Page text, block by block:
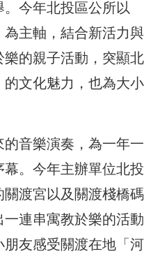
今年北投區公所以
為主軸，結合新活力與
的親子活動，突顯北
文化魅力，也為大小
音樂演奏，為一年一
。今年主辦單位北投
渡宮以及關渡棧橋碼
連串寓教於樂的活動
友感受關渡在地「河